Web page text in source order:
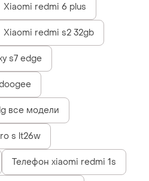
Xiaomi redmi 6 plus
Xiaomi redmi s2 32gb
s7 edge
все модели
s lt26w
Телефон xiaomi redmi 1s